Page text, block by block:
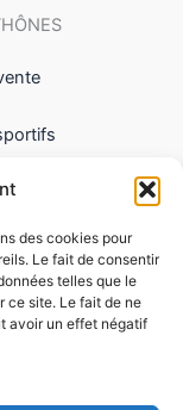
des cookies pour
Le fait de consentir
telles que le
ce site. Le fait de ne
avoir un effet négatif